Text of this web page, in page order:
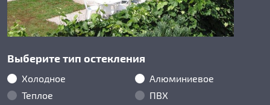
Выберите тип остекления
Холодное
Теплое
Алюминиевое
ПВХ